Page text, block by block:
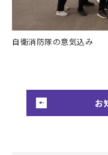
自衛消防隊の意気込み
お